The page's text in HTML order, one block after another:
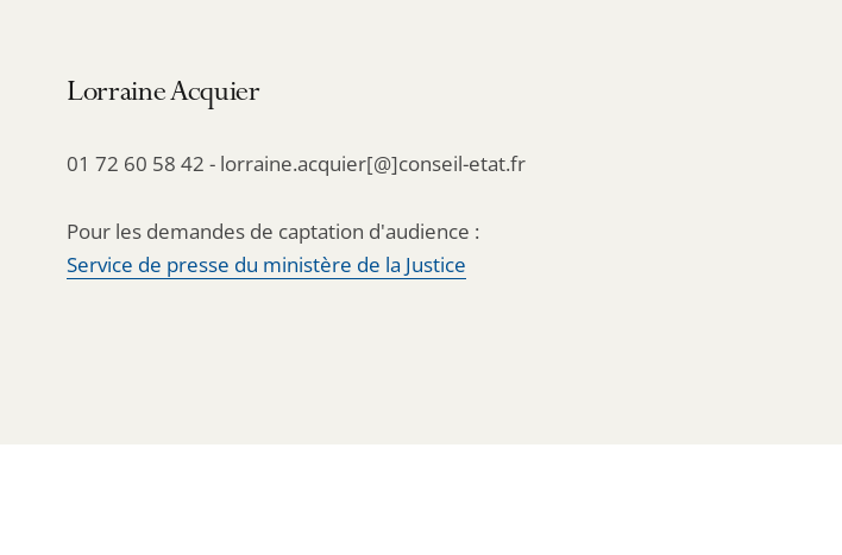
Lorraine Acquier
01 72 60 58 42 - lorraine.acquier[@]conseil-etat.fr
Pour les demandes de captation d'audience :
Service de presse du ministère de la Justice